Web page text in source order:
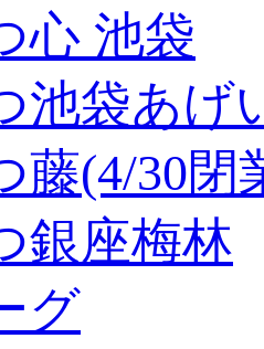
心 池袋
池袋あげ
藤(4/30閉
銀座梅林
グ